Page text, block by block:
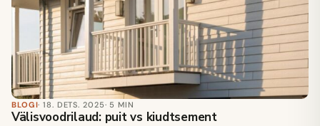
BLOGI· 18. DETS. 2025· 5 MIN
Välisvoodrilaud: puit vs kiudtsement